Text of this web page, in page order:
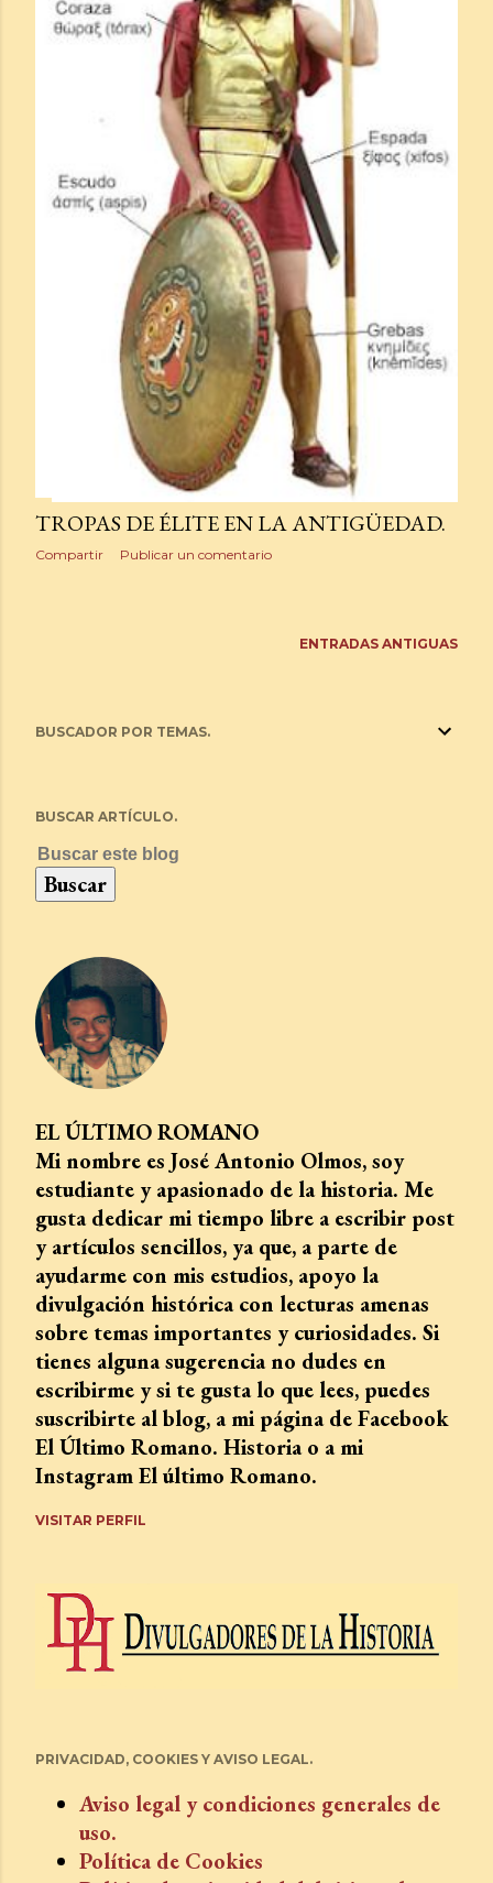
TROPAS DE ÉLITE EN LA ANTIGÜEDAD.
Compartir Publicar un comentario
ENTRADAS ANTIGUAS
BUSCADOR POR TEMAS.
BUSCAR ARTÍCULO.
EL ÚLTIMO ROMANO
Mi nombre es José Antonio Olmos, soy
estudiante y apasionado de la historia. Me
gusta dedicar mi tiempo libre a escribir post
y artículos sencillos, ya que, a parte de
ayudarme con mis estudios, apoyo la
divulgación histórica con lecturas amenas
sobre temas importantes y curiosidades. Si
tienes alguna sugerencia no dudes en
escribirme y si te gusta lo que lees, puedes
suscribirte al blog, a mi página de Facebook
El Último Romano. Historia o a mi
Instagram El último Romano.
VISITAR PERFIL
PRIVACIDAD, COOKIES Y AVISO LEGAL.
Aviso legal y condiciones generales de
uso.
Política de Cookies